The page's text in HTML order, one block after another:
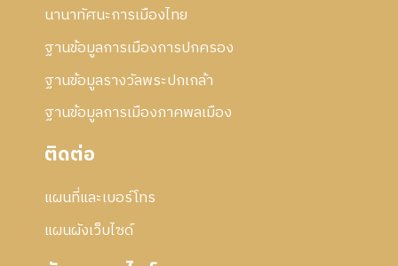
นานาทัศนะการเมืองไทย
ฐานข้อมูลการเมืองการปกครอง
ฐานข้อมูลรางวัลพระปกเกล้า
ฐานข้อมูลการเมืองภาคพลเมือง
ติดต่อ
แผนที่และเบอร์โทร
แผนผังเว็บไซด์